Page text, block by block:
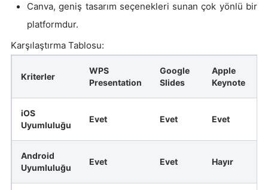
Canva, geniş tasarım seçenekleri sunan çok yönlü bir
platformdur.
Karşılaştırma Tablosu:
Kriterler
WPS
Presentation
Google
Slides
Apple
Keynote
iOS
Uyumluluğu
Evet Evet Evet
Android
Uyumluluğu
Evet Evet Hayır